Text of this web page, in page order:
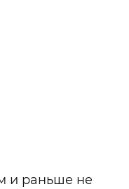
и раньше не